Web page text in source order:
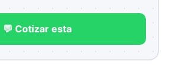
💬 Cotizar esta